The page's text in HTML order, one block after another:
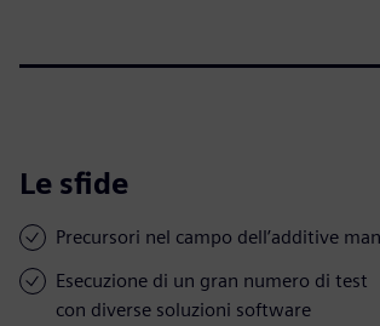
Le sfide
Precursori nel campo dell’additive
Esecuzione di un gran numero di test
con diverse soluzioni software